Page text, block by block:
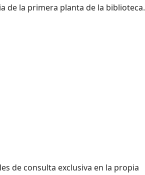
de la primera planta de la biblioteca.
de consulta exclusiva en la propia